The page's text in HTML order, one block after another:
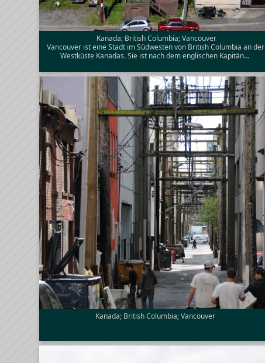
Kanada; British Columbia; Vancouver
Vancouver ist eine Stadt im Südwesten von British Columbia an der
Westküste Kanadas. Sie ist nach dem englischen Kapitän…
Kanada; British Columbia; Vancouver